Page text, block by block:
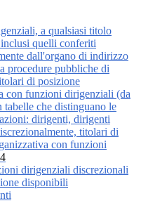
a qualsiasi titolo
quelli conferiti
dall'organo di indirizzo
procedure pubbliche di
di posizione
con funzioni dirigenziali (da
tabelle che distinguano le
dirigenti, dirigenti
titolari di
con funzioni
4
dirigenziali discrezionali
disponibili